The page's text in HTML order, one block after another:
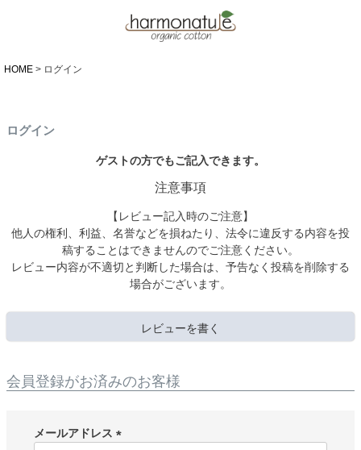
HOME ログイン
ログイン
ゲストの方でもご記入できます。
注意事項
【レビュー記入時のご注意】
他人の権利、利益、名誉などを損ねたり、法令に違反する内容を投
稿することはできませんのでご注意ください。
レビュー内容が不適切と判断した場合は、予告なく投稿を削除する
場合がございます。
レビューを書く
会員登録がお済みのお客様
メールアドレス